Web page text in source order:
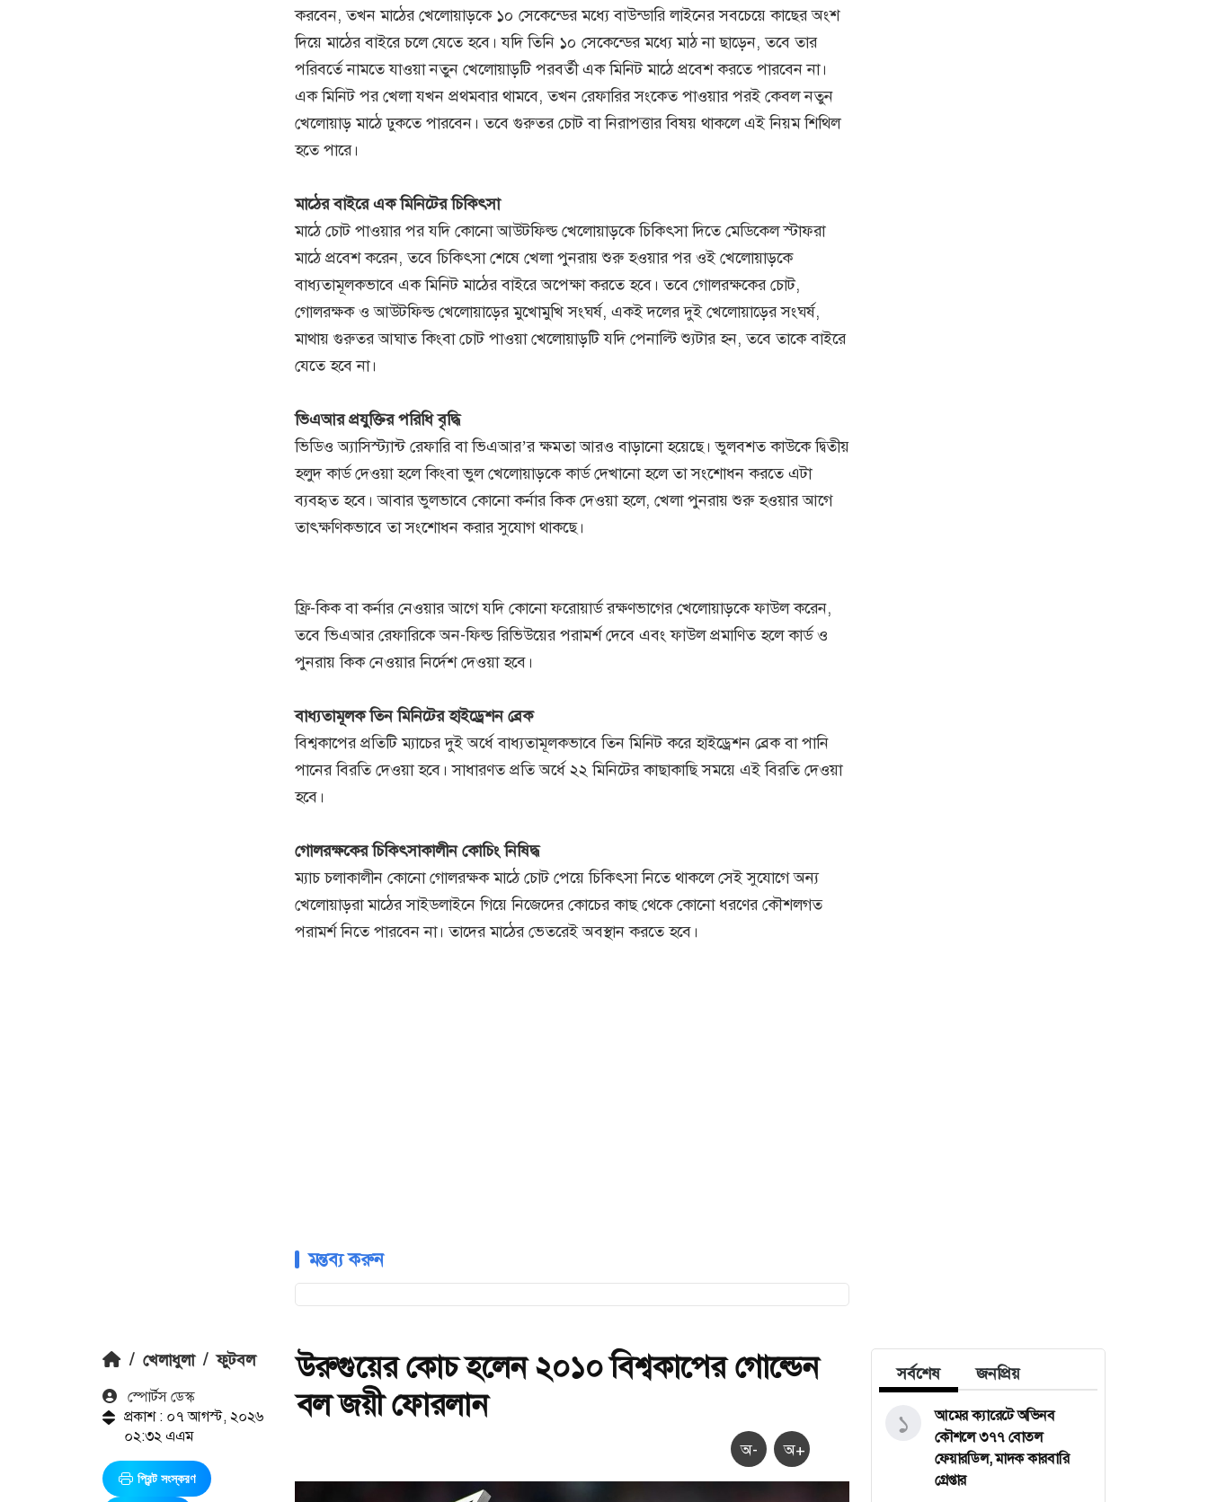
করবেন, তখন মাঠের খেলোয়াড়কে ১০ সেকেন্ডের মধ্যে বাউন্ডারি লাইনের সবচেয়ে কাছের অংশ
দিয়ে মাঠের বাইরে চলে যেতে হবে। যদি তিনি ১০ সেকেন্ডের মধ্যে মাঠ না ছাড়েন, তবে তার
পরিবর্তে নামতে যাওয়া নতুন খেলোয়াড়টি পরবর্তী এক মিনিট মাঠে প্রবেশ করতে পারবেন না।
এক মিনিট পর খেলা যখন প্রথমবার থামবে, তখন রেফারির সংকেত পাওয়ার পরই কেবল নতুন
খেলোয়াড় মাঠে ঢুকতে পারবেন। তবে গুরুতর চোট বা নিরাপত্তার বিষয় থাকলে এই নিয়ম শিথিল
হতে পারে।
মাঠের বাইরে এক মিনিটের চিকিৎসা
মাঠে চোট পাওয়ার পর যদি কোনো আউটফিল্ড খেলোয়াড়কে চিকিৎসা দিতে মেডিকেল স্টাফরা
মাঠে প্রবেশ করেন, তবে চিকিৎসা শেষে খেলা পুনরায় শুরু হওয়ার পর ওই খেলোয়াড়কে
বাধ্যতামূলকভাবে এক মিনিট মাঠের বাইরে অপেক্ষা করতে হবে। তবে গোলরক্ষকের চোট,
গোলরক্ষক ও আউটফিল্ড খেলোয়াড়ের মুখোমুখি সংঘর্ষ, একই দলের দুই খেলোয়াড়ের সংঘর্ষ,
মাথায় গুরুতর আঘাত কিংবা চোট পাওয়া খেলোয়াড়টি যদি পেনাল্টি শ্যুটার হন, তবে তাকে বাইরে
যেতে হবে না।
ভিএআর প্রযুক্তির পরিধি বৃদ্ধি
ভিডিও অ্যাসিস্ট্যান্ট রেফারি বা ভিএআর’র ক্ষমতা আরও বাড়ানো হয়েছে। ভুলবশত কাউকে দ্বিতীয়
হলুদ কার্ড দেওয়া হলে কিংবা ভুল খেলোয়াড়কে কার্ড দেখানো হলে তা সংশোধন করতে এটা
ব্যবহৃত হবে। আবার ভুলভাবে কোনো কর্নার কিক দেওয়া হলে, খেলা পুনরায় শুরু হওয়ার আগে
তাৎক্ষণিকভাবে তা সংশোধন করার সুযোগ থাকছে।
ফ্রি-কিক বা কর্নার নেওয়ার আগে যদি কোনো ফরোয়ার্ড রক্ষণভাগের খেলোয়াড়কে ফাউল করেন,
তবে ভিএআর রেফারিকে অন-ফিল্ড রিভিউয়ের পরামর্শ দেবে এবং ফাউল প্রমাণিত হলে কার্ড ও
পুনরায় কিক নেওয়ার নির্দেশ দেওয়া হবে।
বাধ্যতামূলক তিন মিনিটের হাইড্রেশন ব্রেক
বিশ্বকাপের প্রতিটি ম্যাচের দুই অর্ধে বাধ্যতামূলকভাবে তিন মিনিট করে হাইড্রেশন ব্রেক বা পানি
পানের বিরতি দেওয়া হবে। সাধারণত প্রতি অর্ধে ২২ মিনিটের কাছাকাছি সময়ে এই বিরতি দেওয়া
হবে।
গোলরক্ষকের চিকিৎসাকালীন কোচিং নিষিদ্ধ
ম্যাচ চলাকালীন কোনো গোলরক্ষক মাঠে চোট পেয়ে চিকিৎসা নিতে থাকলে সেই সুযোগে অন্য
খেলোয়াড়রা মাঠের সাইডলাইনে গিয়ে নিজেদের কোচের কাছ থেকে কোনো ধরণের কৌশলগত
পরামর্শ নিতে পারবেন না। তাদের মাঠের ভেতরেই অবস্থান করতে হবে।
মন্তব্য করুন
/ খেলাধুলা / ফুটবল
স্পোর্টস ডেস্ক
প্রকাশ : ০৭ আগস্ট, ২০২৬
০২:৩২ এএম
প্রিন্ট সংস্করণ
উরুগুয়ের কোচ হলেন ২০১০ বিশ্বকাপের গোল্ডেন
বল জয়ী ফোরলান
অ- অ+
সর্বশেষ জনপ্রিয়
আমের ক্যারেটে অভিনব
কৌশলে ৩৭৭ বোতল
ফেয়ারডিল, মাদক কারবারি
গ্রেপ্তার
১